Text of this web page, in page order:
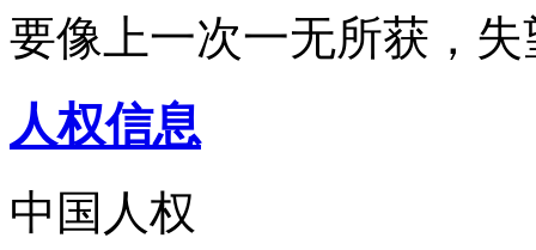
要像上一次一无所获，
人权信息
中国人权